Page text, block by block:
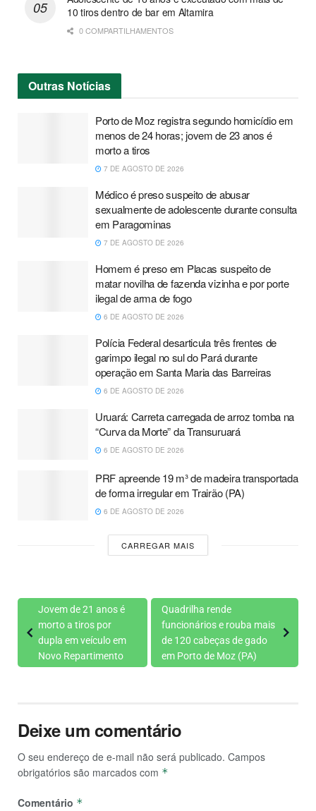
10 tiros dentro de bar em Altamira
0 COMPARTILHAMENTOS
Outras Notícias
Porto de Moz registra segundo homicídio em
menos de 24 horas; jovem de 23 anos é
morto a tiros
7 DE AGOSTO DE 2026
Médico é preso suspeito de abusar
sexualmente de adolescente durante consulta
em Paragominas
7 DE AGOSTO DE 2026
Homem é preso em Placas suspeito de
matar novilha de fazenda vizinha e por porte
ilegal de arma de fogo
6 DE AGOSTO DE 2026
Polícia Federal desarticula três frentes de
garimpo ilegal no sul do Pará durante
operação em Santa Maria das Barreiras
6 DE AGOSTO DE 2026
Uruará: Carreta carregada de arroz tomba na
“Curva da Morte” da Transuruará
6 DE AGOSTO DE 2026
PRF apreende 19 m³ de madeira transportada
de forma irregular em Trairão (PA)
6 DE AGOSTO DE 2026
CARREGAR MAIS
Jovem de 21 anos é
morto a tiros por
dupla em veículo em
Novo Repartimento
Quadrilha rende
funcionários e rouba mais
de 120 cabeças de gado
em Porto de Moz (PA)
Deixe um comentário
O seu endereço de e-mail não será publicado. Campos
obrigatórios são marcados com *
Comentário *